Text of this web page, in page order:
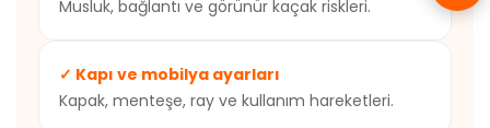
Musluk, bağlantı ve görünür kaçak riskleri.
✓ Kapı ve mobilya ayarları
Kapak, menteşe, ray ve kullanım hareketleri.